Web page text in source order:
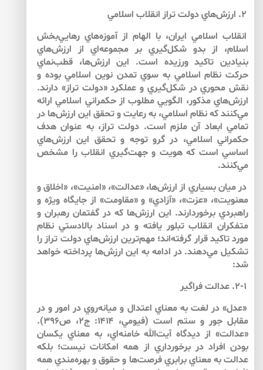
۲. ارزش‌هاي دولت تراز انقلاب اسلامي
انقلاب اسلامي ايران، با الهام از آموزه‌هاي رهايي‌بخش
اسلام، از بدو شكل‌گيري بر مجموعه‌اي از ارزش‌هاي
بنيادين تاكيد ورزيده است. اين ارزش‌ها، قطب‌نماي
حركت نظام اسلامي به سوي تمدن نوين اسلامي بوده و
نقش محوري در شكل‌گيري و عملكرد «دولت تراز» دارند.
ارزش‌هاي مذكور، الگويي مطلوب از حكمراني اسلامي ارائه
مي‌كنند كه نظام اسلامي، به رعايت و تحقق اين ارزش‌ها در
تمامي ابعاد آن ملزم است. دولت تراز، به عنوان هدف
حكمراني اسلامي، در گرو توجه و تحقق اين ارزش‌هاي
اساسي است كه هويت و جهت‌گيري انقلاب را مشخص
مي‌كنند.
در ميان بسياري از ارزش‌ها، «عدالت»، «امنيت»، «اخلاق و
معنويت»، «عزت»، «آزادي» و «مقاومت» از جايگاه ويژه‌ و
راهبردي برخوردارند. اين ارزش‌ها كه در گفتمان رهبران و
متفكران انقلاب تبلور يافته و در اسناد بالادستي نظام
مورد تاكيد قرار گرفته‌اند؛ مهم‌ترين ارزش‌هاي دولت تراز را
تشكيل مي‌دهند. در ادامه به اين ارزش‌ها پرداخته خواهد
شد:
۲-۱. عدالت فراگير
«عدل» در لغت به معناي اعتدال و ميانه‌روي در امور و در
مقابل جور و ستم است (فيومي، ۱۴۱۴: ج۲، ص۳۹۶).
«عدالت» از ديدگاه آيت‌الله خامنه‌اي، به معناي يكسان
بودن افراد در برخورداري از همه‌ امكانات نيست؛ بلكه
عدالت به معناي برابري فرصت‌ها و حقوق و بهره‌مندي همه